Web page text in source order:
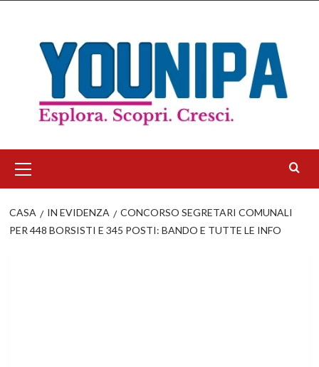
contenuto
principale
CASA IN EVIDENZA
CONCORSO SEGRETARI COMUNALI
PER 448 BORSISTI E 345 POSTI: BANDO E TUTTE LE INFO